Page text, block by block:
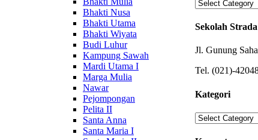
Bhakti Nusa
Bhakti Utama
Bhakti Wiyata
Budi Luhur
Kampung Sawah
Mardi Utama I
Marga Mulia
Nawar
Pejompongan
Pelita II
Santa Anna
Santa Maria I
Categories
Sekolah Strada
Jl. Gunung
Tel. (021)-
Kategori
Kategori